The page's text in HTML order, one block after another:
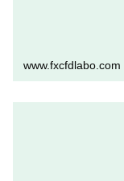
www.fxcfdlabo.com